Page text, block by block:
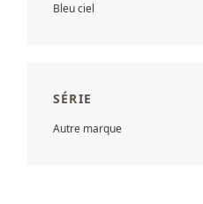
Bleu ciel
SÉRIE
Autre marque